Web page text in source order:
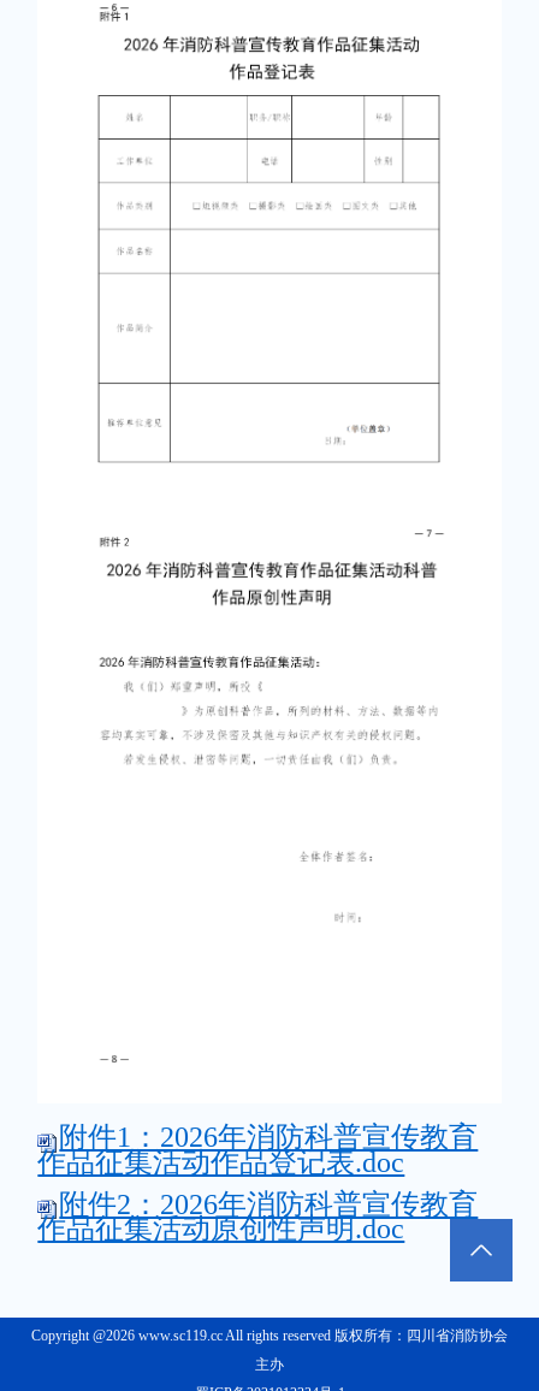
附件1：2026年消防科普宣传教育
作品征集活动作品登记表.doc
附件2：2026年消防科普宣传教育
作品征集活动原创性声明.doc
Copyright @2026 www.sc119.cc All rights reserved 版权所有：四川省消防协会
主办